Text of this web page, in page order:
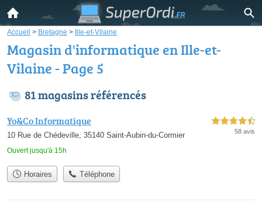
Accueil > Bretagne > Ille-et-Vilaine
Magasin d'informatique en Ille-et-
Vilaine - Page 5
81 magasins référencés
Yo&Co Informatique
10 Rue de Chédeville, 35140 Saint-Aubin-du-Cormier
Ouvert jusqu'à 15h
4,5 étoiles sur 5
58 avis
Horaires Téléphone